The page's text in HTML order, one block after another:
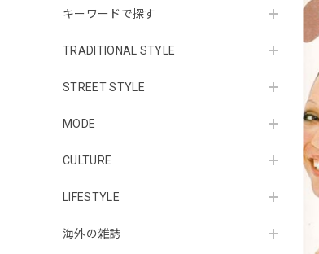
キーワードで探す
TRADITIONAL STYLE
STREET STYLE
MODE
CULTURE
LIFESTYLE
海外の雑誌